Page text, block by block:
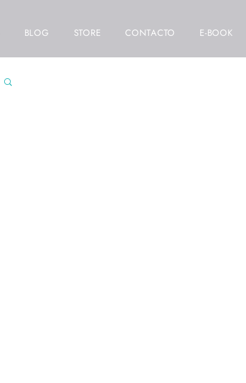
BLOG STORE CONTACTO E-BOOK